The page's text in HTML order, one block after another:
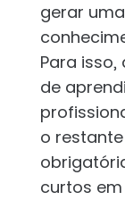
gerar
Para
de
o
curtos